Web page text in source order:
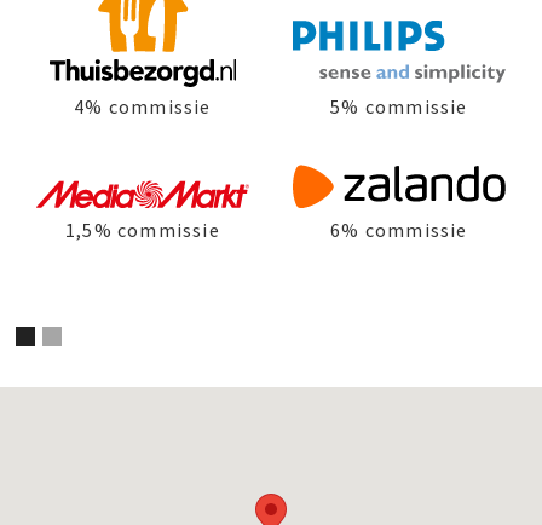
4% commissie 5% commissie
1,5% commissie 6% commissie